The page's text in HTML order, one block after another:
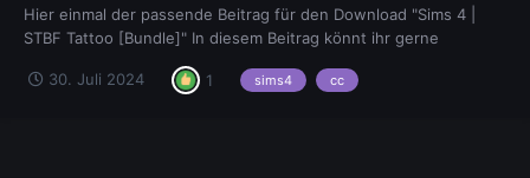
Hier einmal der passende Beitrag für den Download "Sims 4 |
STBF Tattoo [Bundle]" In diesem Beitrag könnt ihr gerne
Download:
30. Juli 2024 1 sims4 cc